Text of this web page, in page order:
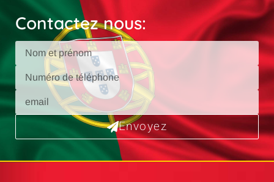
Contactez nous:
Envoyez